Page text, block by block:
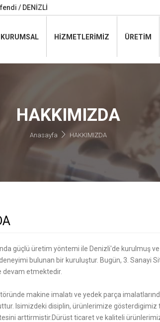
/ DENİZLİ
KURUMSAL HİZMETLERİMİZ ÜRETİM
HAKKIMIZDA
Anasayfa HAKKIMIZDA
güçlü üretim yöntemi ile Denizli'de kurulmuş
bulunan bir kuruluştur. Bugün, 3. Sanayi
etmektedir.
makine imalatı ve yedek parça
Isimizdeki disiplin, ürünlerimize
arttirmistir.Dürüst ticaret ve kaliteli